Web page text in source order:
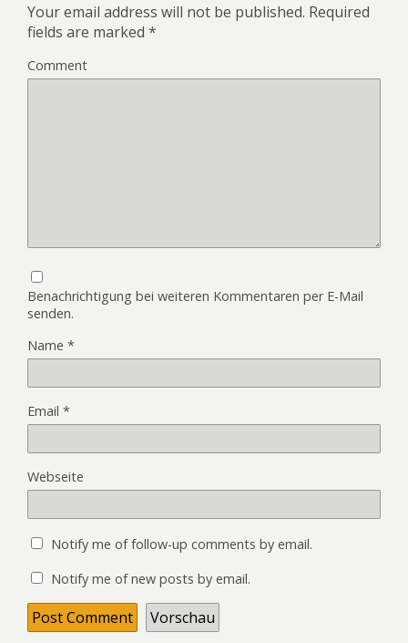
Your email address will not be published. Required
fields are marked *
Comment
Benachrichtigung bei weiteren Kommentaren per E-Mail
senden.
Name *
Email *
Webseite
Notify me of follow-up comments by email.
Notify me of new posts by email.